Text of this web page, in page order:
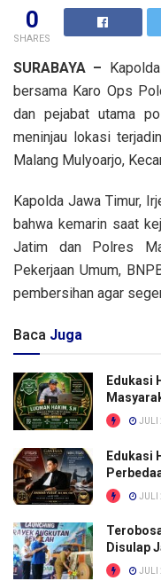
0
SHARES
SURABAYA –
bersama Karo Ops
dan pejabat utama
meninjau lokasi
Malang Mulyoarjo,
Kapolda Jawa Timur,
bahwa kemarin saat
Jatim dan Polres
Pekerjaan Umum,
pembersihan agar
Baca Juga
Edukasi
JULI
Edukasi
JULI
Disulap
JULI